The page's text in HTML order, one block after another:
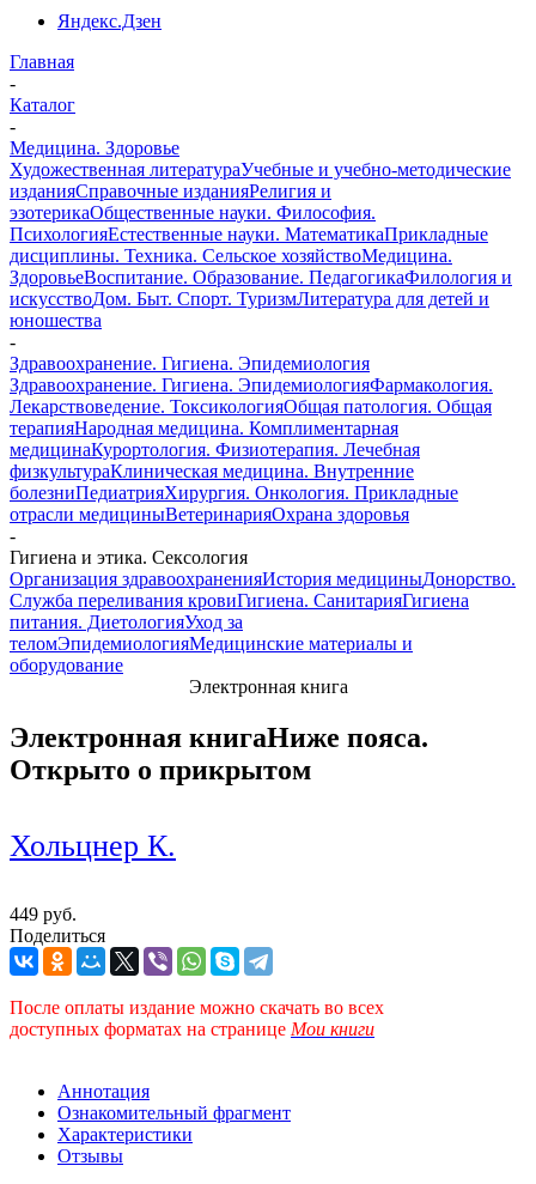
Яндекс.Дзен
Главная
-
Каталог
-
Медицина. Здоровье
Художественная литератураУчебные и учебно-методические
изданияСправочные изданияРелигия и
эзотерикаОбщественные науки. Философия.
ПсихологияЕстественные науки. МатематикаПрикладные
дисциплины. Техника. Сельское хозяйствоМедицина.
ЗдоровьеВоспитание. Образование. ПедагогикаФилология и
искусствоДом. Быт. Спорт. ТуризмЛитература для детей и
юношества
-
Здравоохранение. Гигиена. Эпидемиология
Здравоохранение. Гигиена. ЭпидемиологияФармакология.
Лекарствоведение. ТоксикологияОбщая патология. Общая
терапияНародная медицина. Комплиментарная
медицинаКурортология. Физиотерапия. Лечебная
физкультураКлиническая медицина. Внутренние
болезниПедиатрияХирургия. Онкология. Прикладные
отрасли медициныВетеринарияОхрана здоровья
-
Гигиена и этика. Сексология
Организация здравоохраненияИстория медициныДонорство.
Служба переливания кровиГигиена. СанитарияГигиена
питания. ДиетологияУход за
теломЭпидемиологияМедицинские материалы и
оборудование
Электронная книга
Электронная книгаНиже пояса.
Открыто о прикрытом
Хольцнер К.
449 руб.
Поделиться
После оплаты издание можно скачать во всех
доступных форматах на странице Мои книги
Аннотация
Ознакомительный фрагмент
Характеристики
Отзывы